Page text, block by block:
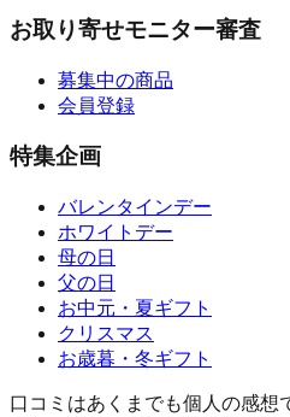
お取り寄せモニター審査
募集中の商品
会員登録
特集企画
バレンタインデー
ホワイトデー
母の日
父の日
お中元・夏ギフト
クリスマス
お歳暮・冬ギフト
口コミはあくまでも個人の感想